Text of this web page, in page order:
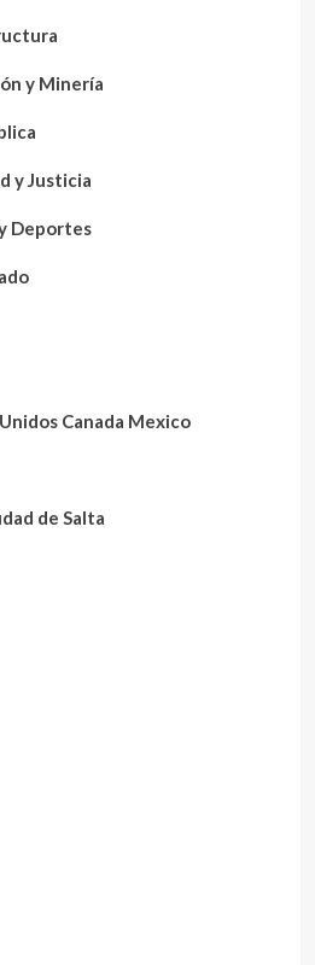
y Minería
y Justicia
Deportes
Canada Mexico
de Salta